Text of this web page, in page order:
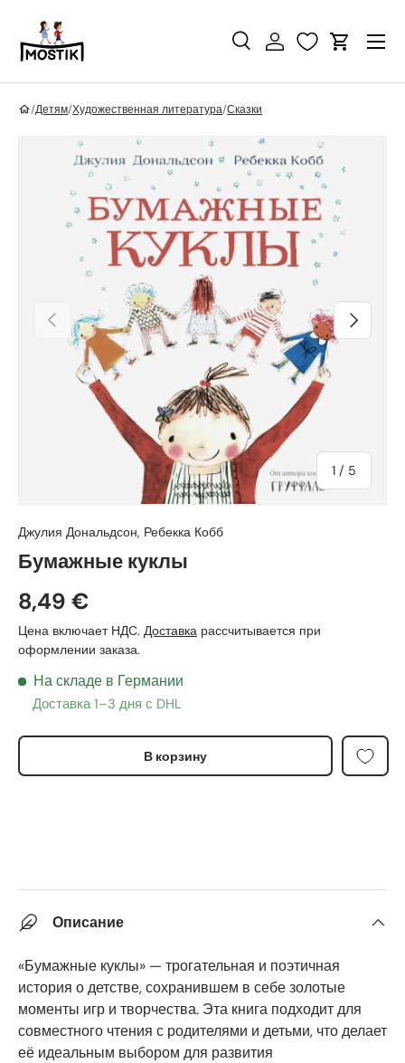
Перейти к контенту
Поиск
ПоискВойти Корзина
/Детям/Художественная литература/Сказки
Перейти к информации о продукте
Назад
1 / из
5
Вперед
Джулия Дональдсон, Ребекка Кобб
Бумажные куклы
8,49 €
Цена включает НДС. Доставка рассчитывается при
оформлении заказа.
На складе в Германии
Доставка 1–3 дня с DHL
В корзину
Описание
«Бумажные куклы» — трогательная и поэтичная
история о детстве, сохранившем в себе золотые
моменты игр и творчества. Эта книга подходит для
совместного чтения с родителями и детьми, что делает
её идеальным выбором для развития